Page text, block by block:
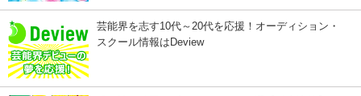
芸能界を志す10代～20代を応援！オーディション・
スクール情報はDeview